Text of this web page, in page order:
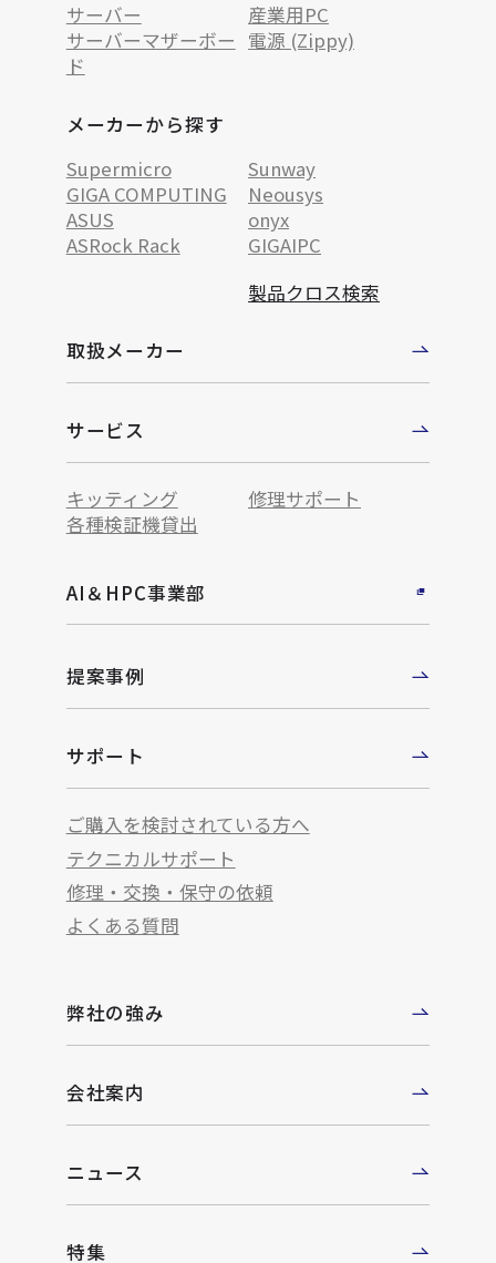
サーバー
産業用PC
サーバーマザーボー
ド
電源 (Zippy)
メーカーから探す
Supermicro
Sunway
GIGA COMPUTING
Neousys
ASUS
onyx
ASRock Rack
GIGAIPC
製品クロス検索
取扱メーカー
サービス
キッティング
修理サポート
各種検証機貸出
AI＆HPC事業部
提案事例
サポート
ご購入を検討されている方へ
テクニカルサポート
修理・交換・保守の依頼
よくある質問
弊社の強み
会社案内
ニュース
特集